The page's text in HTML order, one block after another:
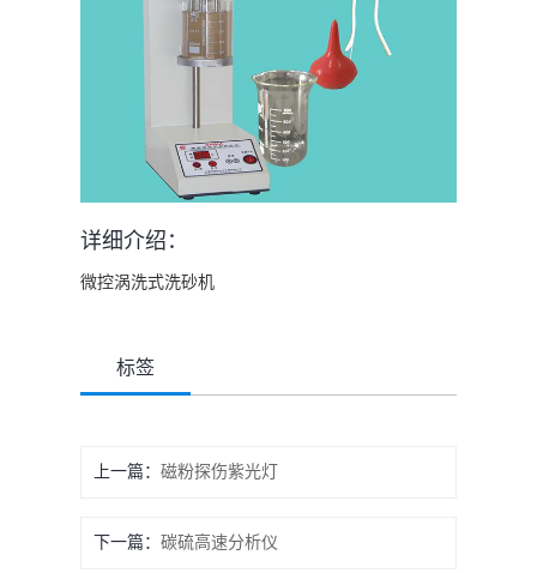
详细介绍：
微控涡洗式洗砂机
标签
上一篇：磁粉探伤紫光灯
下一篇：碳硫高速分析仪